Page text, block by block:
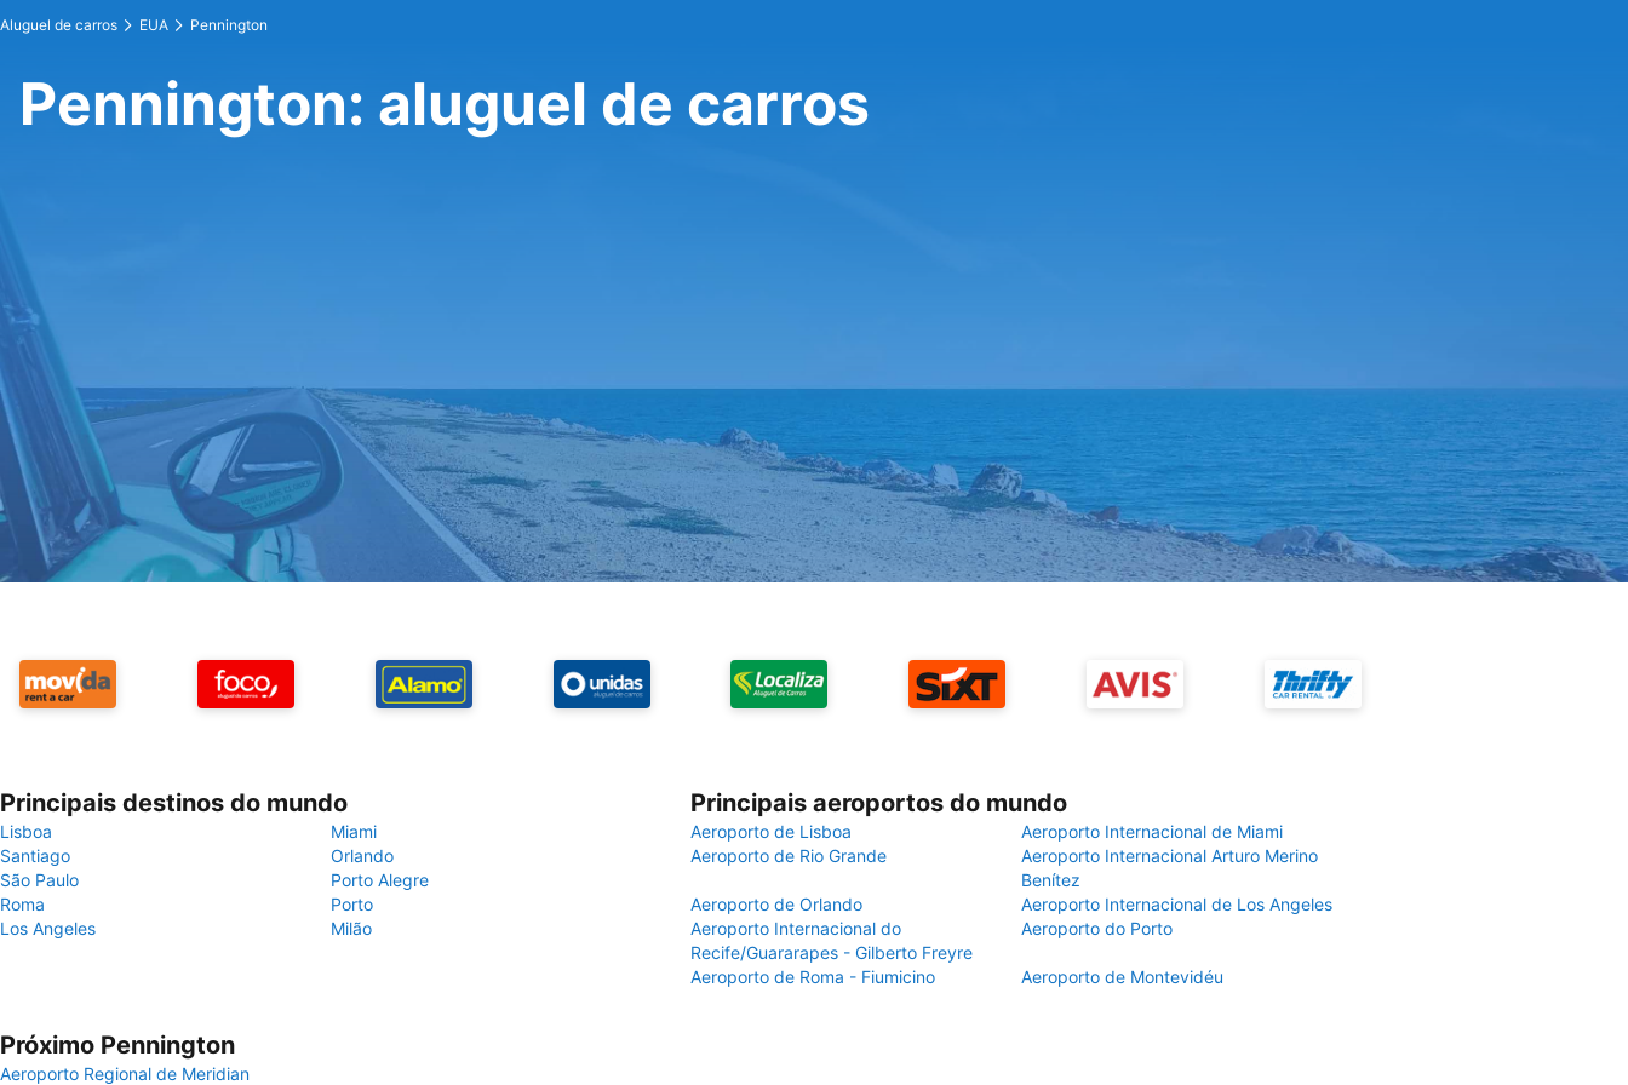
Aluguel de carros EUA Pennington
Pennington: aluguel de carros
Principais destinos do mundo
Lisboa
Miami
Santiago
Orlando
São Paulo
Porto Alegre
Roma
Porto
Los Angeles
Milão
Principais aeroportos do mundo
Aeroporto de Lisboa
Aeroporto Internacional de Miami
Aeroporto de Rio Grande
Aeroporto Internacional Arturo Merino
Benítez
Aeroporto de Orlando
Aeroporto Internacional de Los Angeles
Aeroporto Internacional do
Recife/Guararapes - Gilberto Freyre
Aeroporto do Porto
Aeroporto de Roma - Fiumicino Aeroporto de Montevidéu
Próximo Pennington
Aeroporto Regional de Meridian